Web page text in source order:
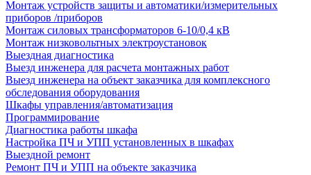
Монтаж устройств защиты и автоматики/измерительных
приборов /приборов
Монтаж силовых трансформаторов 6-10/0,4 кВ
Монтаж низковольтных электроустановок
Выездная диагностика
Выезд инженера для расчета монтажных работ
Выезд инженера на объект заказчика для комплексного
обследования оборудования
Шкафы управления/автоматизация
Программирование
Диагностика работы шкафа
Настройка ПЧ и УПП установленных в шкафах
Выездной ремонт
Ремонт ПЧ и УПП на объекте заказчика